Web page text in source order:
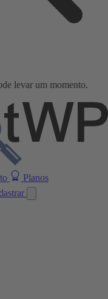
levar um momento.
Planos